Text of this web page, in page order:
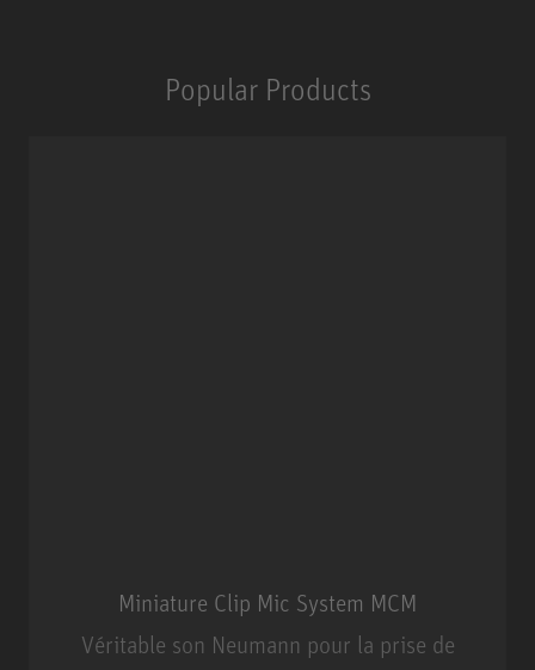
Popular Products
Miniature Clip Mic System MCM
Véritable son Neumann pour la prise de